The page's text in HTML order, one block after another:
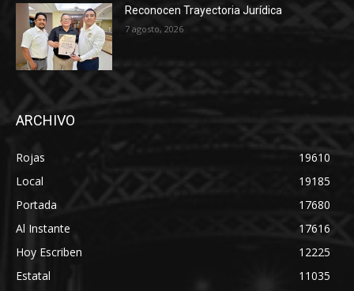
Reconocen Trayectoria Jurídica
7 agosto, 2026
ARCHIVO
Rojas
19610
Local
19185
Portada
17680
Al Instante
17616
Hoy Escriben
12225
Estatal
11035